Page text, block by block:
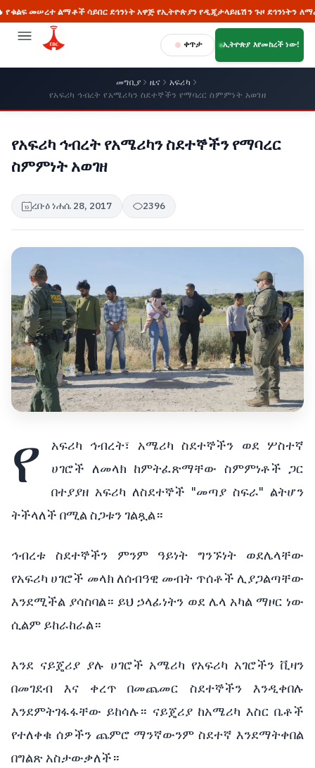
ልማቶች ሳይበር ደኅንነት አዋጅ የኢትዮጵያን የዲጂታላይዜሽን ጉዞ ደኅንነትን ለማረጋገጥ
ቀጥታ ኢትዮጵያ እየመከረች ነው!
መግቢያ ዜና
አፍሪካ
የአፍሪካ ኅብረት የአሜሪካን ስደተኞችን የማባረር ስምምነት አወገዘ
የአፍሪካ ኅብረት የአሜሪካን ስደተኞችን የማባረር
ስምምነት አወገዘ
ረቡዕ ነሐሴ 28, 2017 2396
የ
አፍሪካ ኅብረት፣ አሜሪካ ስደተኞችን ወደ ሦስተኛ
ሀገሮች ለመላክ ከምትፈጽማቸው ስምምነቶች ጋር
በተያያዘ አፍሪካ ለስደተኞች "መጣያ ስፍራ" ልትሆን
ትችላለች በሚል ስጋቱን ገልጿል።
ኅብረቱ ስደተኞችን ምንም ዓይነት ግንኙነት ወደሌላቸው
የአፍሪካ ሀገሮች መላክ ለሰብዓዊ መብት ጥሰቶች ሊያጋልጣቸው
እንደሚችል ያሳስባል። ይህ ኃላፊነትን ወደ ሌላ አካል ማዞር ነው
ሲልም ይከራከራል።
እንደ ናይጄሪያ ያሉ ሀገሮች አሜሪካ የአፍሪካ አገሮችን ቪዛን
በመገደብ እና ቀረጥ በመጨመር ስደተኞችን እንዲቀበሉ
እንደምትገፋፋቸው ይከሳሉ። ናይጄሪያ ከአሜሪካ እስር ቤቶች
የተለቀቁ ሰዎችን ጨምሮ ማንኛውንም ስደተኛ እንደማትቀበል
በግልጽ አስታውቃለች።